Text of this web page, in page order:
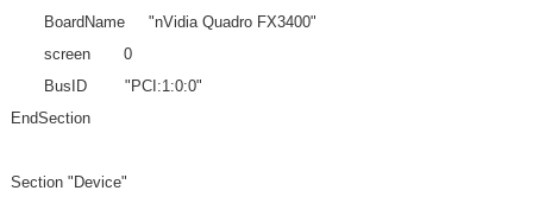
BoardName "nVidia Quadro FX3400"
screen 0
BusID "PCI:1:0:0"
EndSection
Section "Device"